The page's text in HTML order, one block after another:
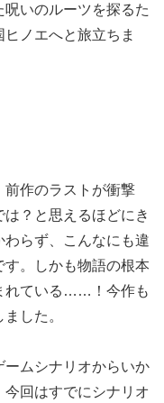
いのルーツを探るた
ノエへと旅立ちま
前作のラストが衝撃
？と思えるほどにき
らず、こんなにも違
。しかも物語の根本
れている……！今作も
した。
ムシナリオからいか
回はすでにシナリオ